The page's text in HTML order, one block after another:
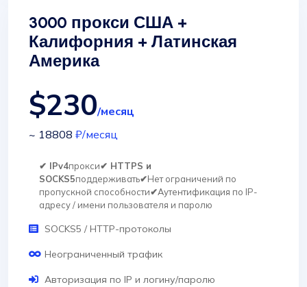
3000 прокси США +
Калифорния + Латинская
Америка
$230/месяц
~ 18808 ₽/месяц
✔ IPv4прокси✔ HTTPS и
SOCKS5поддерживать✔Нет ограничений по
пропускной способности✔Аутентификация по IP-
адресу / имени пользователя и паролю
SOCKS5 / HTTP-протоколы
Неограниченный трафик
Авторизация по IP и логину/паролю